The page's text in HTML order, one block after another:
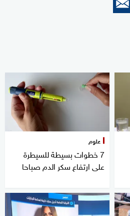
علوم
7 خطوات بسيطة للسيطرة
على ارتفاع سكر الدم صباحا